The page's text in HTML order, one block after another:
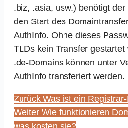
.biz, .asia, usw.) benötigt
den Start des
AuthInfo. Ohne dieses
TLDs kein Transfer gestartet
.de-Domains können unter
AuthInfo transferiert werden.
Zurück Was ist ein
Weiter Wie funktionieren